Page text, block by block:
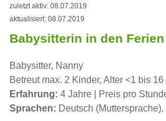
zuletzt aktiv: 08.07.2019
aktualisiert: 08.07.2019
Babysitterin in den Ferien
Babysitter, Nanny
Betreut max. 2 Kinder, Alter <1 bis
Erfahrung: 4 Jahre | Preis pro
Sprachen: Deutsch